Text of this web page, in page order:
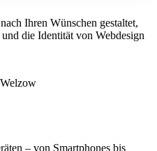
Ihren Wünschen gestaltet,
die Identität von Webdesign
– von Smartphones bis